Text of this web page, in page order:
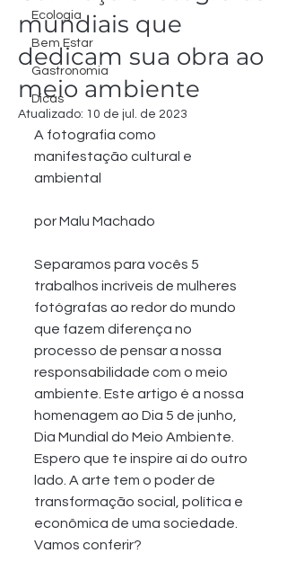
Ecologia
Bem Estar
Gastronomia
Dicas
mundiais que
dedicam sua obra ao
meio ambiente
Atualizado: 10 de jul. de 2023
A fotografia como
manifestação cultural e
ambiental
por Malu Machado
Separamos para vocês 5
trabalhos incríveis de mulheres
fotógrafas ao redor do mundo
que fazem diferença no
processo de pensar a nossa
responsabilidade com o meio
ambiente. Este artigo é a nossa
homenagem ao Dia 5 de junho,
Dia Mundial do Meio Ambiente.
Espero que te inspire aí do outro
lado. A arte tem o poder de
transformação social, política e
econômica de uma sociedade.
Vamos conferir?